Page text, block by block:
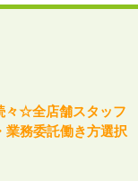
々☆全店舗スタッフ
業務委託働き方選択